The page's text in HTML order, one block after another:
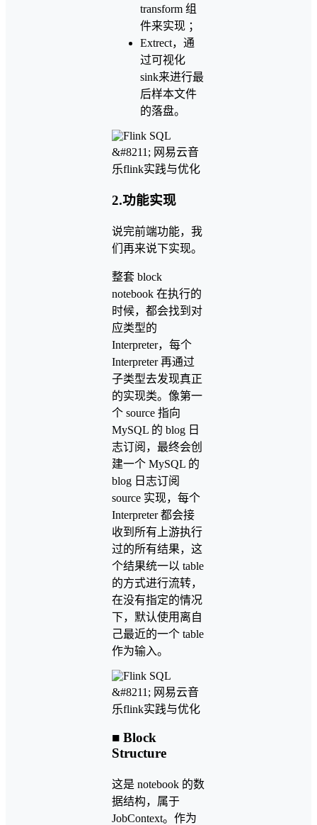
transform 组
件来实现 ；
Extrect，通
过可视化
sink来进行最
后样本文件
的落盘。
2.功能实现
说完前端功能，我
们再来说下实现。
整套 block
notebook 在执行的
时候，都会找到对
应类型的
Interpreter，每个
Interpreter 再通过
子类型去发现真正
的实现类。像第一
个 source 指向
MySQL 的 blog 日
志订阅，最终会创
建一个 MySQL 的
blog 日志订阅
source 实现，每个
Interpreter 都会接
收到所有上游执行
过的所有结果，这
个结果统一以 table
的方式进行流转，
在没有指定的情况
下，默认使用离自
己最近的一个 table
作为输入。
■ Block
Structure
这是 notebook 的数
据结构，属于
JobContext。作为